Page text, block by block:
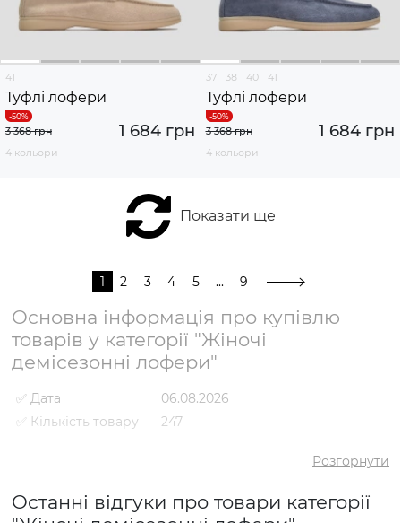
41
Туфлі лофери
1 684 грн
3 368 грн
4 кольори
37 38 40 41
Туфлі лофери
1 684 грн
3 368 грн
4 кольори
Показати ще
1 2 3 4 5 ... 9
Основна інформація про купівлю
товарів у категорії "Жіночі
демісезонні лофери"
✅ Дата
06.08.2026
✅ Кількість товару
247
✅ Середній рейтинг
5
✅ Найдешевший
товар
1684 грн
Розгорнути
Останні відгуки про товари категорії